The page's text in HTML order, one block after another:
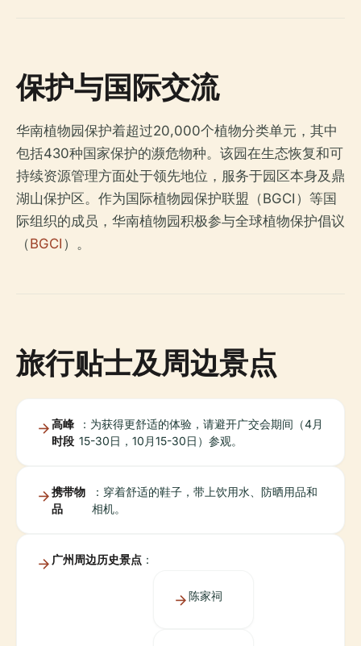
保护与国际交流
华南植物园保护着超过20,000个植物分类单元，其中
包括430种国家保护的濒危物种。该园在生态恢复和可
持续资源管理方面处于领先地位，服务于园区本身及鼎
湖山保护区。作为国际植物园保护联盟（BGCI）等国
际组织的成员，华南植物园积极参与全球植物保护倡议
（BGCI ）。
旅行贴士及周边景点
高峰
时段
：为获得更舒适的体验，请避开广交会期间（4月
15-30日，10月15-30日）参观。
携带物
品
：穿着舒适的鞋子，带上饮用水、防晒用品和
相机。
广州周边历史景点 ：
陈家祠